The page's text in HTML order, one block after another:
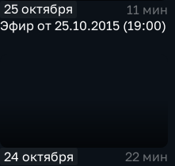
25 октября
11 мин
Эфир от 25.10.2015 (19:00)
24 октября
22 мин